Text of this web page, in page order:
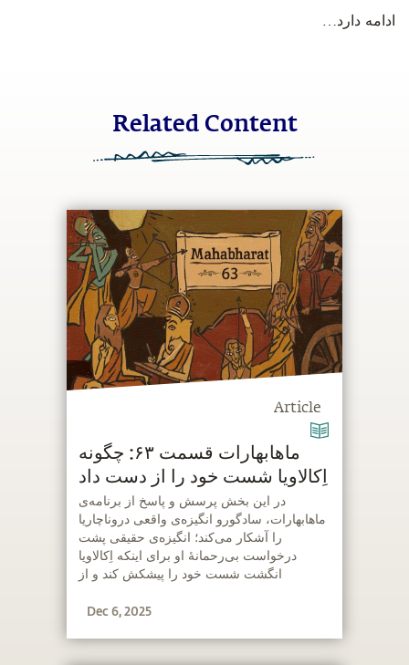
‫ادامه دارد…
Related Content
Article
ماهابهارات قسمت ۶۳: چگونه
اِکالاویا شست خود را از دست داد
‫در این بخش پرسش و پاسخ از برنامه‌ی
ماهابهارات، سادگورو انگیزه‌ی واقعی دروناچاریا
را آشکار می‌کند؛ انگیزه‌ی حقیقی پشت
درخواست بی‌رحمانهٔ او برای اینکه اِکالاویا
انگشت شست خود را پیشکش کند و از
شود.
Dec 6, 2025